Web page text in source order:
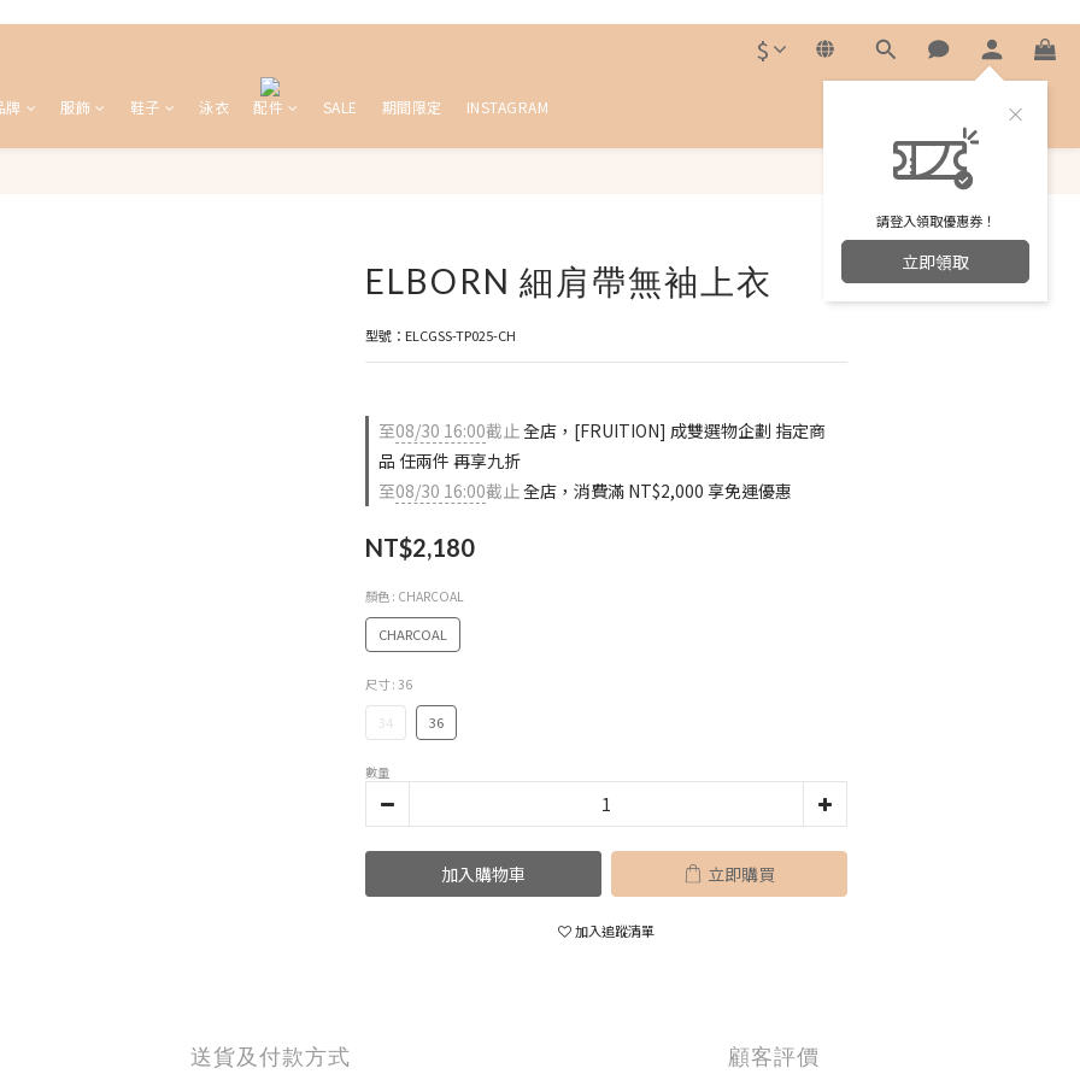
$
請登入領取優惠券！
立即領取
牌 服飾 鞋子 泳衣 配件 SALE 期間限定 INSTAGRAM
ELBORN 細肩帶無袖上衣
型號：ELCGSS-TP025-CH
至08/30 16:00截止全店，[FRUITION] 成雙選物企劃 指定商
品 任兩件 再享九折
至08/30 16:00截止全店，消費滿 NT$2,000 享免運優惠
NT$2,180
顏色 : CHARCOAL
CHARCOAL
尺寸 : 36
34 36
數量
加入購物車 立即購買
加入追蹤清單
送貨及付款方式 顧客評價